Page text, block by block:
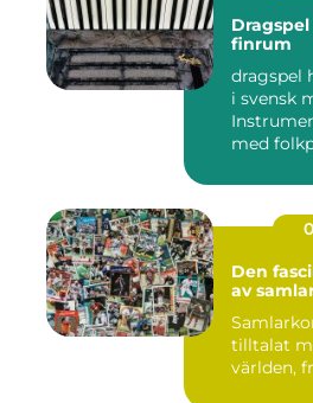
Dragspel från folkpark till
finrum
dragspel
i svensk
med
Den
av
tilltalat
världen,